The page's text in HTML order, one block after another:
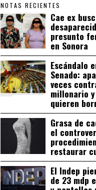
NOTAS RECIENTES
Cae ex
presunto
en Sonora
Escándalo
Senado:
veces
millonario
quieren
Grasa de
el
restaurar
El Indep
de 23 mdp